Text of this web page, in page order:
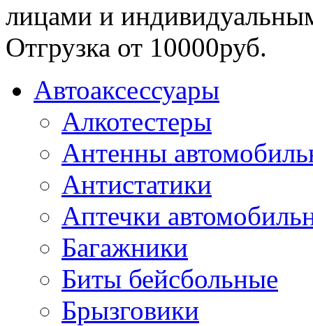
лицами и
Отгрузка от 10000руб.
Автоаксессуары
Алкотестеры
Антенны
Антистатики
Аптечки
Багажники
Биты бейсбольные
Брызговики